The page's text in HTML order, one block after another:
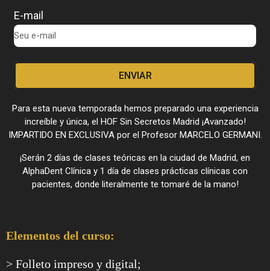
E-mail
ENVIAR
Para esta nueva temporada hemos preparado una experiencia
increíble y única, el HOF Sin Secretos Madrid ¡Avanzado!
IMPARTIDO EN EXCLUSIVA por el Profesor MARCELO GERMANI.
¡Serán 2 días de clases teóricas en la ciudad de Madrid, en
AlphaDent Clínica y 1 día de clases prácticas clínicas con
pacientes, donde literalmente te tomaré de la mano!
Elementos del curso:
> Folleto impreso y digital;